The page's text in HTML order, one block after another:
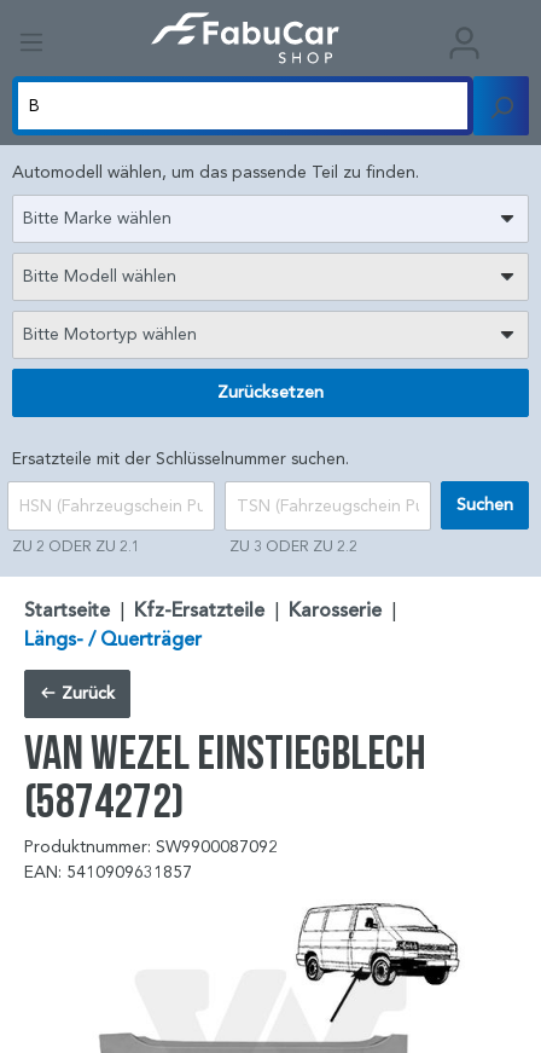
Automodell wählen, um das passende Teil zu finden.
Bitte Marke wählen
Bitte Modell wählen
Bitte Motortyp wählen
Zurücksetzen
Ersatzteile mit der Schlüsselnummer suchen.
ZU 2 ODER ZU 2.1 ZU 3 ODER ZU 2.2
Suchen
Startseite | Kfz-Ersatzteile | Karosserie |
Längs- / Querträger
Zurück
VAN WEZEL Einstiegblech
(5874272)
Produktnummer: SW9900087092
EAN: 5410909631857